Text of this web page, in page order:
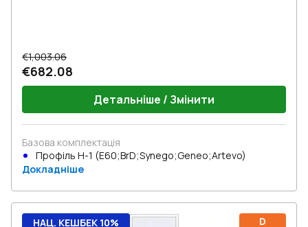
€1,003.06
€682.08
Детальніше / Змінити
Базова комплектація
Профіль Н-1 (E60;BrD;Synego;Geneo;Artevo)
Докладніше
D
НАЦ. КЕШБЕК 10%